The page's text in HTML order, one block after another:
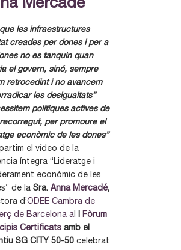
les infraestructures
creades per dones i per a
no es tanquin quan
el govern, sinó, sempre
retrocedint i no avancem
les desigualtats”
polítiques actives de
per promoure el
econòmic de les dones”
el vídeo de la
íntegra “Lideratge i
econòmic de les
de la Sra. Anna Mercadé,
d’ODEE Cambra de
de Barcelona a
Fòrum
Certificats amb el
SG CITY 50-50 celebrat